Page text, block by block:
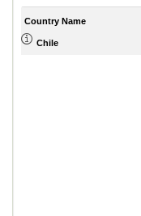
Country Name
Chile